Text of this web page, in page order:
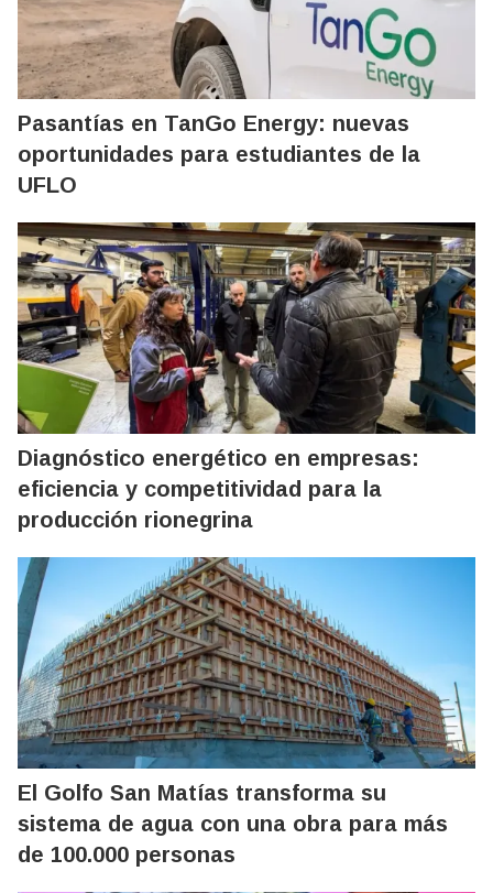
Pasantías en TanGo Energy: nuevas
oportunidades para estudiantes de la
UFLO
Diagnóstico energético en empresas:
eficiencia y competitividad para la
producción rionegrina
El Golfo San Matías transforma su
sistema de agua con una obra para más
de 100.000 personas